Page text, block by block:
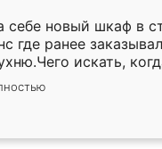
себе новый шкаф в
где ранее
искать,
Служит
нареканий нет.